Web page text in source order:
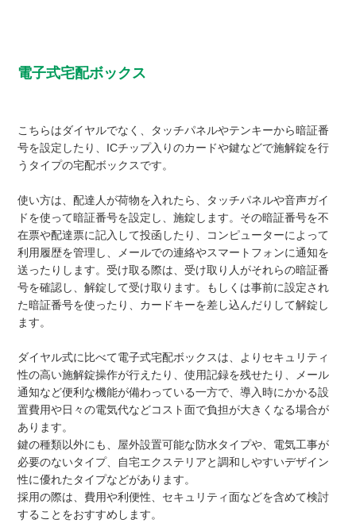
電子式宅配ボックス
こちらはダイヤルでなく、タッチパネルやテンキーから暗証番
号を設定したり、ICチップ入りのカードや鍵などで施解錠を行
うタイプの宅配ボックスです。
使い方は、配達人が荷物を入れたら、タッチパネルや音声ガイ
ドを使って暗証番号を設定し、施錠します。その暗証番号を不
在票や配達票に記入して投函したり、コンピューターによって
利用履歴を管理し、メールでの連絡やスマートフォンに通知を
送ったりします。受け取る際は、受け取り人がそれらの暗証番
号を確認し、解錠して受け取ります。もしくは事前に設定され
た暗証番号を使ったり、カードキーを差し込んだりして解錠し
ます。
ダイヤル式に比べて電子式宅配ボックスは、よりセキュリティ
性の高い施解錠操作が行えたり、使用記録を残せたり、メール
通知など便利な機能が備わっている一方で、導入時にかかる設
置費用や日々の電気代などコスト面で負担が大きくなる場合が
あります。
鍵の種類以外にも、屋外設置可能な防水タイプや、電気工事が
必要のないタイプ、自宅エクステリアと調和しやすいデザイン
性に優れたタイプなどがあります。
採用の際は、費用や利便性、セキュリティ面などを含めて検討
することをおすすめします。